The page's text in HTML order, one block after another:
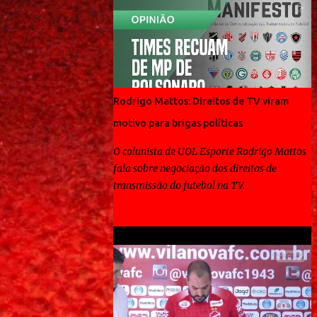
Rodrigo Mattos: Direitos de TV viram
motivo para brigas políticas
O colunista de UOL Esporte Rodrigo Mattos
fala sobre negociação dos direitos de
transmissão do futebol na TV.